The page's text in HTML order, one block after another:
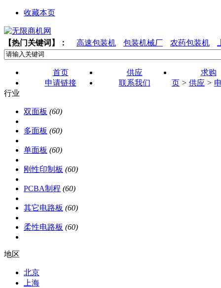
收藏本页
【热门关键词】： 高速包装机 包装机械厂 农药包装机
首页 供应
求购
申请链接
联系我们 页 > 供应 >
行业
双面板 (60)
多面板 (60)
单面板 (60)
刚性印制板 (60)
PCBA制程 (60)
其它电路板 (60)
柔性电路板 (60)
地区
北京
上海